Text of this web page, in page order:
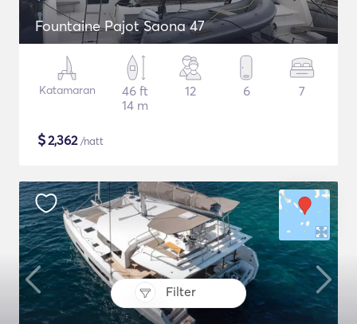
Filter
Fountaine Pajot Saona 47
Katamaran
46 ft
14 m
12 6 7
$2,362/natt